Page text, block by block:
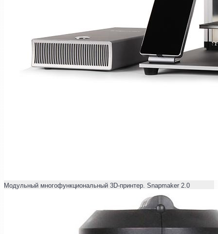
Модульный многофункциональный 3D-принтер. Snapmaker 2.0